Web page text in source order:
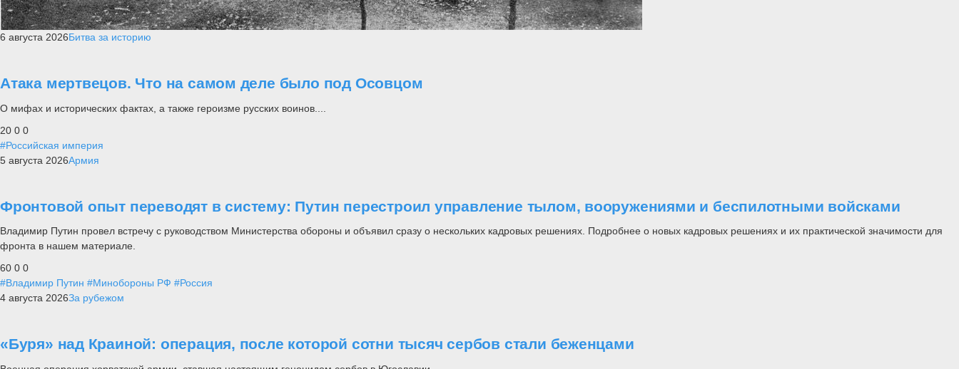
6 августа 2026Битва за историю
Атака мертвецов. Что на самом деле было под Осовцом
О мифах и исторических фактах, а также героизме русских воинов....
20 0 0
#Российская империя
5 августа 2026Армия
Фронтовой опыт переводят в систему: Путин перестроил управление тылом, вооружениями и беспилотными войсками
Владимир Путин провел встречу с руководством Министерства обороны и объявил сразу о нескольких кадровых решениях. Подробнее о новых кадровых решениях и их практической значимости для
фронта в нашем материале.
60 0 0
#Владимир Путин #Минобороны РФ #Россия
4 августа 2026За рубежом
«Буря» над Краиной: операция, после которой сотни тысяч сербов стали беженцами